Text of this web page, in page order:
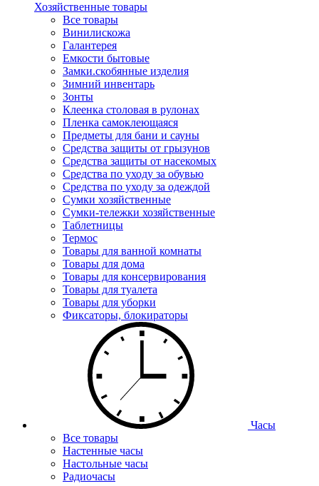
Хозяйственные товары
Все товары
Винилискожа
Галантерея
Емкости бытовые
Замки.скобянные изделия
Зимний инвентарь
Зонты
Клеенка столовая в рулонах
Пленка самоклеющаяся
Предметы для бани и сауны
Средства защиты от грызунов
Средства защиты от насекомых
Средства по уходу за обувью
Средства по уходу за одеждой
Сумки хозяйственные
Сумки-тележки хозяйственные
Таблетницы
Термос
Товары для ванной комнаты
Товары для дома
Товары для консервирования
Товары для туалета
Товары для уборки
Фиксаторы, блокираторы
Часы
Все товары
Настенные часы
Настольные часы
Радиочасы